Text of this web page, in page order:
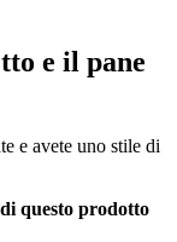
e il pane
e avete uno stile di
questo prodotto